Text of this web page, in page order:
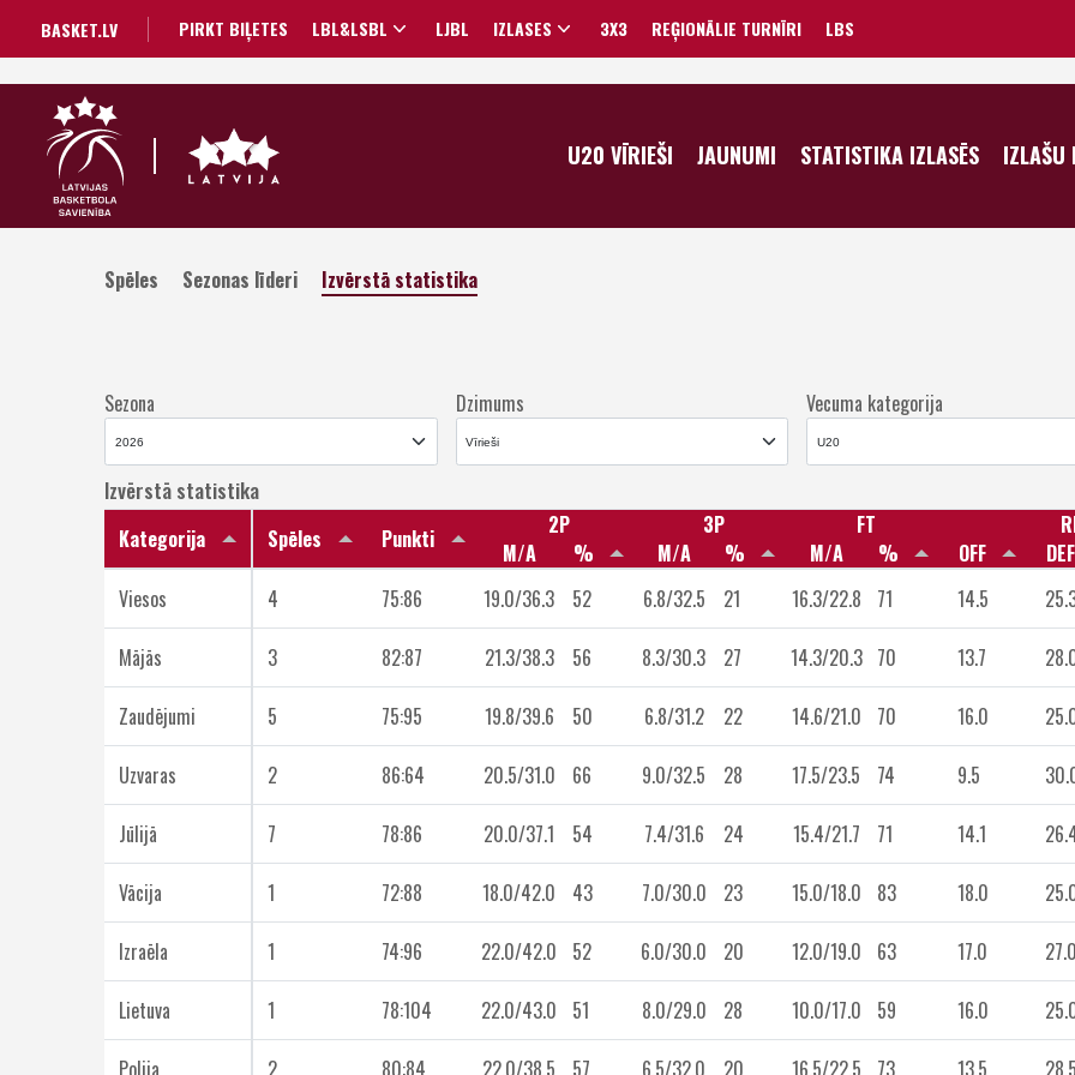
BASKET.LV PIRKT BIĻETES LBL&LSBL LJBL IZLASES
VĪRIEŠI
3X3 REĢIONĀLIE TURNĪRI LBS
U20 VĪRIEŠI JAUNUMI STATISTIKA IZLASĒS IZLAŠU
Spēles Sezonas līderi Izvērstā statistika
Sezona Dzimums Vecuma kategorija
Izvērstā statistika
Kategorija Spēles Punkti
2P
M/A
%
3P
M/A
%
FT
M/A
%
OFF
DEF
Viesos 4 75:86 19.0/36.3 52 6.8/32.5 21 16.3/22.8 71 14.5
Mājās 3 82:87 21.3/38.3 56 8.3/30.3 27 14.3/20.3 70 13.7
Zaudējumi 5 75:95 19.8/39.6 50 6.8/31.2 22 14.6/21.0 70 16.0
Uzvaras 2 86:64 20.5/31.0 66 9.0/32.5 28 17.5/23.5 74 9.5
Jūlijā 7 78:86 20.0/37.1 54 7.4/31.6 24 15.4/21.7 71 14.1
Vācija 1 72:88 18.0/42.0 43 7.0/30.0 23 15.0/18.0 83 18.0
Izraēla 1 74:96 22.0/42.0 52 6.0/30.0 20 12.0/19.0 63 17.0 27.0
Lietuva 1 78:104 22.0/43.0 51 8.0/29.0 28 10.0/17.0 59 16.0
Polija 2 80:84 22.0/38.5 57 6.5/32.0 20 16.5/22.5 73 13.5 28.5